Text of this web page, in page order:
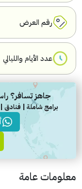
رقم العرض
عدد الأيام والليالي
جاهز تسافر؟
برامج شاملة | فنادق | سائق
معلومات عامة